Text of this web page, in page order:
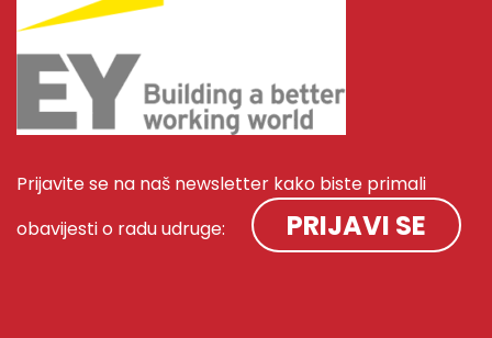
Prijavite se na naš newsletter kako biste primali
obavijesti o radu udruge:
PRIJAVI SE